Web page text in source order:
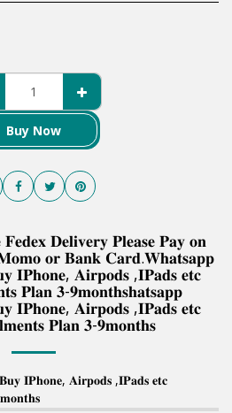
Buy Now
𝐃𝐞𝐥𝐢𝐯𝐞𝐫𝐲 𝐏𝐥𝐞𝐚𝐬𝐞 𝐏𝐚𝐲 𝐨𝐧
𝐨𝐫 𝐁𝐚𝐧𝐤 𝐂𝐚𝐫𝐝.𝐖𝐡𝐚𝐭𝐬𝐚𝐩𝐩
𝐈𝐏𝐡𝐨𝐧𝐞, 𝐀𝐢𝐫𝐩𝐨𝐝𝐬 ,𝐈𝐏𝐚𝐝𝐬 𝐞𝐭𝐜
𝐏𝐥𝐚𝐧 𝟑-𝟗𝐦𝐨𝐧𝐭𝐡𝐬𝐡𝐚𝐭𝐬𝐚𝐩𝐩
𝐈𝐏𝐡𝐨𝐧𝐞, 𝐀𝐢𝐫𝐩𝐨𝐝𝐬 ,𝐈𝐏𝐚𝐝𝐬 𝐞𝐭𝐜
𝐏𝐥𝐚𝐧 𝟑-𝟗𝐦𝐨𝐧𝐭𝐡𝐬
𝐈𝐏𝐡𝐨𝐧𝐞, 𝐀𝐢𝐫𝐩𝐨𝐝𝐬 ,𝐈𝐏𝐚𝐝𝐬 𝐞𝐭𝐜